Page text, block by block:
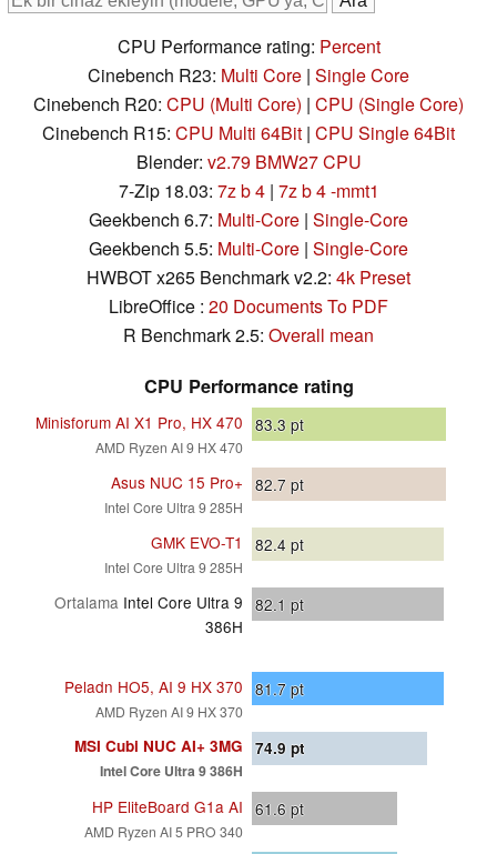
CPU Performance rating: Percent
Cinebench R23: Multi Core | Single Core
Cinebench R20: CPU (Multi Core) | CPU (Single Core)
Cinebench R15: CPU Multi 64Bit | CPU Single 64Bit
Blender: v2.79 BMW27 CPU
7-Zip 18.03: 7z b 4| 7z b 4 -mmt1
Geekbench 6.7: Multi-Core | Single-Core
Geekbench 5.5: Multi-Core | Single-Core
HWBOT x265 Benchmark v2.2: 4k Preset
LibreOffice : 20 Documents To PDF
R Benchmark 2.5: Overall mean
CPU Performance rating
Minisforum AI X1 Pro, HX 470
AMD Ryzen AI 9 HX 470
83.3 pt
Asus NUC 15 Pro+
Intel Core Ultra 9 285H
82.7 pt
GMK EVO-T1
Intel Core Ultra 9 285H
82.4 pt
Ortalama Intel Core Ultra 9
386H
82.1 pt
Peladn HO5, AI 9 HX 370
AMD Ryzen AI 9 HX 370
81.7pt
MSI Cubi NUC AI+ 3MG
Intel Core Ultra 9 386H
74.9 pt
HP EliteBoard G1a AI
AMD Ryzen AI 5 PRO 340
61.6 pt